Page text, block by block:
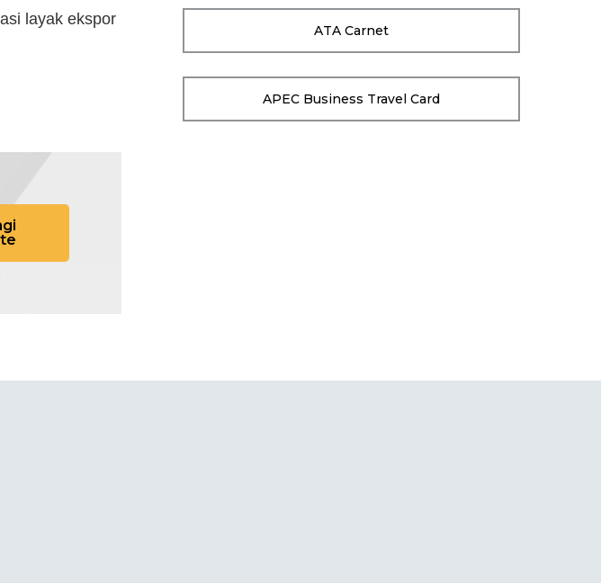
layak ekspor
ATA Carnet
APEC Business Travel Card